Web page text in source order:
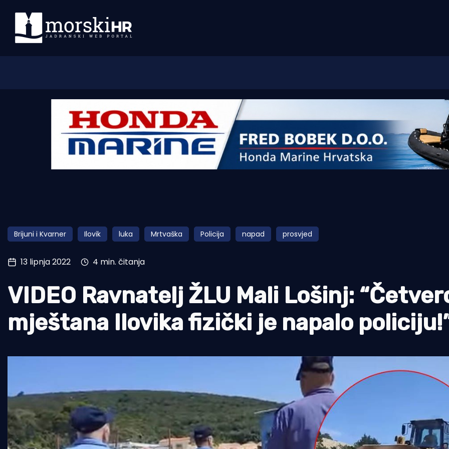
Morski plus
Pomorstvo
Ribolov
Tradicija i kultura
Brijuni i Kvarner Ilovik luka Mrtvaška Policija napad prosvjed
13 lipnja 2022 4 min. čitanja
VIDEO Ravnatelj ŽLU Mali Lošinj:
mještana Ilovika fizički je napalo